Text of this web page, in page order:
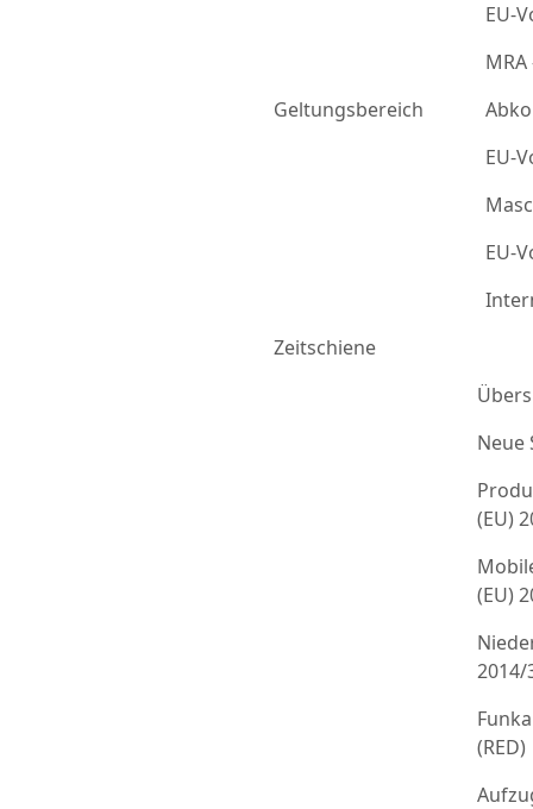
Geltungsbereich
EU-
EU-
EU-
Zeitschiene
Neue
(EU)
(EU)
2014/
(RED)